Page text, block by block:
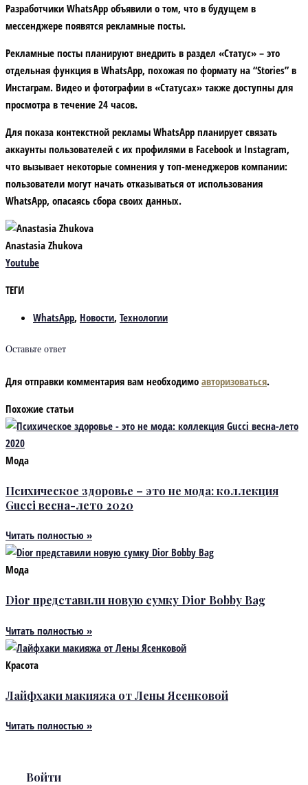
Разработчики WhatsApp объявили о том, что в будущем в
мессенджере появятся рекламные посты.
Рекламные посты планируют внедрить в раздел «Статус» – это
отдельная функция в WhatsApp, похожая по формату на “Stories” в
Инстаграм. Видео и фотографии в «Статусах» также доступны для
просмотра в течение 24 часов.
Для показа контекстной рекламы WhatsApp планирует связать
аккаунты пользователей с их профилями в Facebook и Instagram,
что вызывает некоторые сомнения у топ-менеджеров компании:
пользователи могут начать отказываться от использования
WhatsApp, опасаясь сбора своих данных.
Anastasia Zhukova
Youtube
ТЕГИ
WhatsApp, Новости, Технологии
Оставьте ответ
Для отправки комментария вам необходимо авторизоваться.
Похожие статьи
Мода
Психическое здоровье – это не мода: коллекция
Gucci весна-лето 2020
Читать полностью »
Мода
Dior представили новую сумку Dior Bobby Bag
Читать полностью »
Красота
Лайфхаки макияжа от Лены Ясенковой
Читать полностью »
Войти